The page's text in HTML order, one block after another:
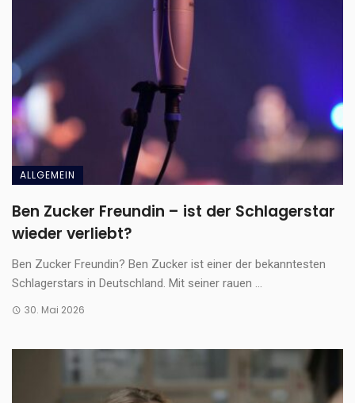
ALLGEMEIN
Ben Zucker Freundin – ist der Schlagerstar
wieder verliebt?
Ben Zucker Freundin? Ben Zucker ist einer der bekanntesten
Schlagerstars in Deutschland. Mit seiner rauen ...
30. Mai 2026